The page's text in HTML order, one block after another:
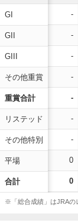
GI
GII
GIII
その他重賞
重賞合計
リステッド
その他特別
平場
合計
-
-
-
-
-
-
-
0
0
※「総合成績」はJRAの